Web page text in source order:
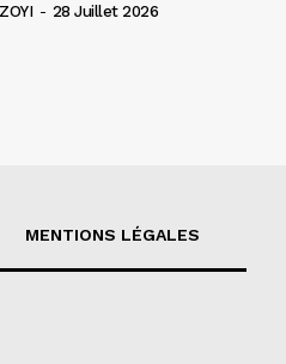
- 28 Juillet 2026
MENTIONS LÉGALES